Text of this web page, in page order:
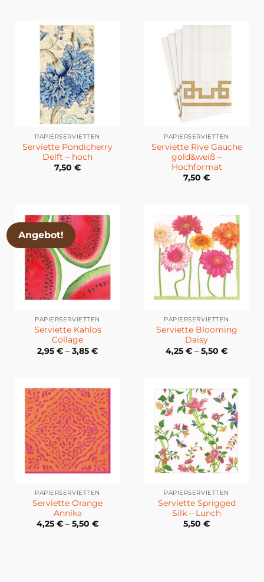
PAPIERSERVIETTEN
Serviette Pondicherry
Delft – hoch
7,50 €
PAPIERSERVIETTEN
Serviette Rive Gauche
gold&weiß –
Hochformat
7,50 €
Angebot!
PAPIERSERVIETTEN
Serviette Kahlos
Collage
2,95 € – 3,85 €
PAPIERSERVIETTEN
Serviette Blooming
Daisy
4,25 € – 5,50 €
PAPIERSERVIETTEN
Serviette Orange
Annika
4,25 € – 5,50 €
PAPIERSERVIETTEN
Serviette Sprigged
Silk – Lunch
5,50 €